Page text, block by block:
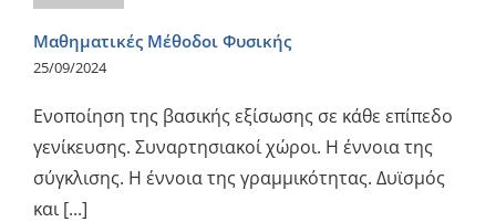
Μαθηματικές Μέθοδοι Φυσικής
25/09/2024
Ενοποίηση της βασικής εξίσωσης σε κάθε επίπεδο
γενίκευσης. Συναρτησιακοί χώροι. Η έννοια της
σύγκλισης. Η έννοια της γραμμικότητας. Δυϊσμός
και [...]